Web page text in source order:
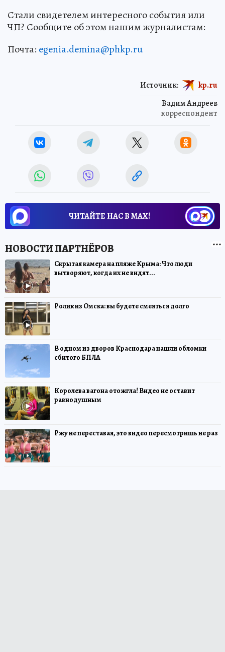
Стали свидетелем интересного события или
ЧП? Сообщите об этом нашим журналистам:
Почта: egenia.demina@phkp.ru
Вадим Андреев
корреспондент
Источник: kp.ru
ЧИТАЙТЕ НАС В МАХ!
Скрытая камера на пляже Крыма: Что люди
вытворяют, когда их не видят...
Ролик из Омска: вы будете смеяться долго
В одном из дворов Краснодара нашли обломки
сбитого БПЛА
Королева вагона отожгла! Видео не оставит
равнодушным
Ржу не переставая, это видео пересмотришь не раз